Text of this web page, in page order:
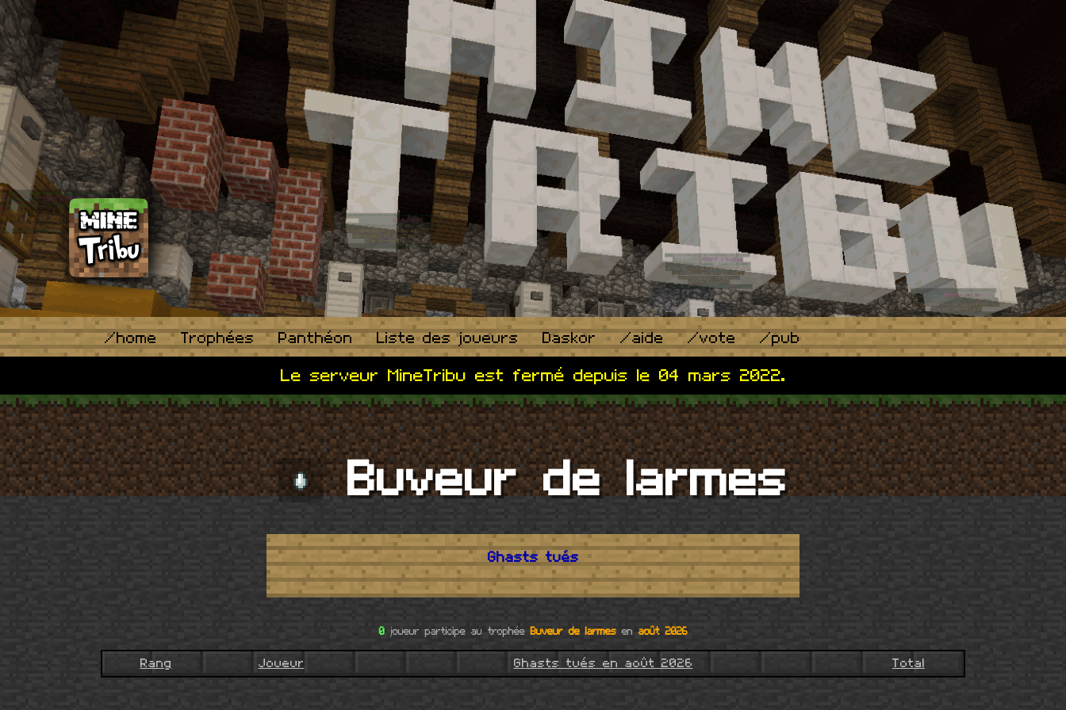
/home Trophées Panthéon Liste des joueurs Daskor /aide /vote /pub
Le serveur MineTribu est fermé depuis le 04 mars 2022.
Buveur de larmes
Ghasts tués
0joueur participe au trophée Buveur de larmesenaoût 2026
Rang Joueur Ghasts tués en août 2026 Total